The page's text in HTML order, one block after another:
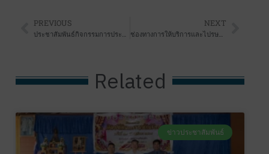
PREVIOUS
ประชาสัมพันธ์กิจกรรมการประกวดแข่งขัน OnStage 2026
NEXT
ช่องทางการให้บริการและไปรษณีย์อิเล็กทรอนิกส์กลางของสำนักงานเขตพื้นที่การศึกษาประถมศึกษา สงขลา เขต 1 พ.ศ. 2569
Related
ข่าวประชาสัมพันธ์